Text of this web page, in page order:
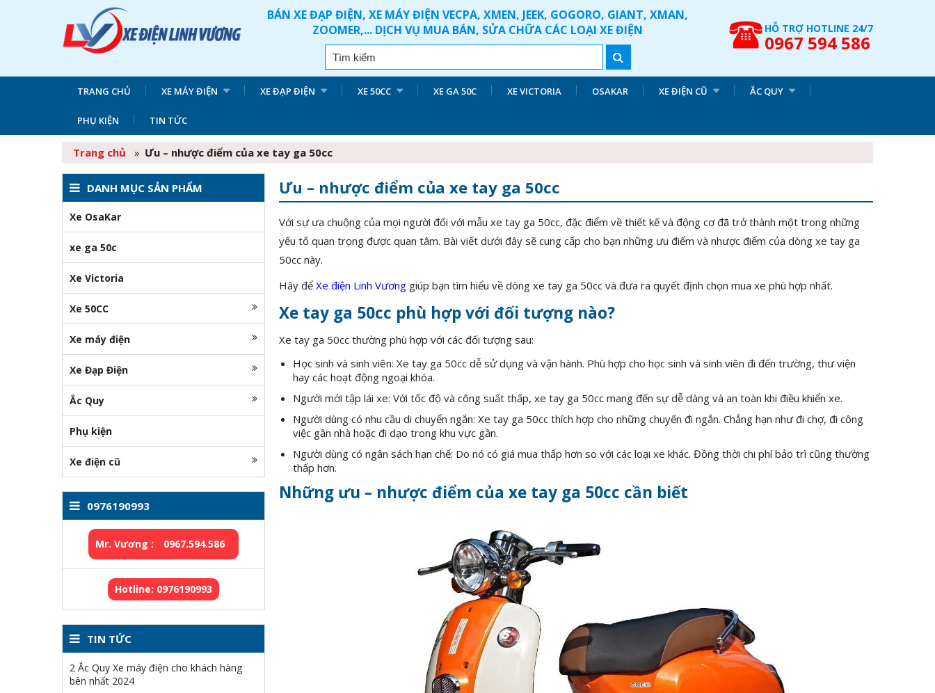
BÁN XE ĐẠP ĐIỆN, XE MÁY ĐIỆN VECPA, XMEN, JEEK, GOGORO, GIANT, XMAN,
ZOOMER,... DỊCH VỤ MUA BÁN, SỬA CHỮA CÁC LOẠI XE ĐIỆN
HỖ TRỢ HOTLINE 24/7
0967 594 586
TRANG CHỦ XE MÁY ĐIỆN XE ĐẠP ĐIỆN XE 50CC XE GA 50C XE VICTORIA OSAKAR XE ĐIỆN CŨ ẮC QUY
PHỤ KIỆN TIN TỨC
Trang chủ » Ưu – nhược điểm của xe tay ga 50cc
Ưu – nhược điểm của xe tay ga 50cc
Với sự ưa chuộng của mọi người đối với mẫu xe tay ga 50cc, đặc điểm về thiết kế và động cơ đã trở thành một trong những
yếu tố quan trọng được quan tâm. Bài viết dưới đây sẽ cung cấp cho bạn những ưu điểm và nhược điểm của dòng xe tay ga
50cc này.
Hãy để Xe điện Linh Vươnggiúp bạn tìm hiểu về dòng xe tay ga 50cc và đưa ra quyết định chọn mua xe phù hợp nhất.
Xe tay ga 50cc phù hợp với đối tượng nào?
Xe tay ga 50cc thường phù hợp với các đối tượng sau:
Học sinh và sinh viên: Xe tay ga 50cc dễ sử dụng và vận hành. Phù hợp cho học sinh và sinh viên đi đến trường, thư viện
hay các hoạt động ngoại khóa.
Người mới tập lái xe: Với tốc độ và công suất thấp, xe tay ga 50cc mang đến sự dễ dàng và an toàn khi điều khiển xe.
Người dùng có nhu cầu di chuyển ngắn: Xe tay ga 50cc thích hợp cho những chuyến đi ngắn. Chẳng hạn như đi chợ, đi công
việc gần nhà hoặc đi dạo trong khu vực gần.
Người dùng có ngân sách hạn chế: Do nó có giá mua thấp hơn so với các loại xe khác. Đồng thời chi phí bảo trì cũng thường
thấp hơn.
Những ưu – nhược điểm của xe tay ga 50cc cần biết
DANH MỤC SẢN PHẨM
Xe OsaKar
xe ga 50c
Xe Victoria
Xe 50CC
Xe máy điện
Xe Đạp Điện
Ắc Quy
Phụ kiện
Xe điện cũ
0976190993
Mr. Vương : 0967.594.586
Hotline: 0976190993
TIN TỨC
2 Ắc Quy Xe máy điện cho khách hàng
bên nhất 2024